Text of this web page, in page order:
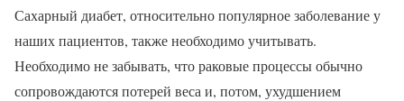
Сахарный диабет, относительно популярное заболевание у
наших пациентов, также необходимо учитывать.
Необходимо не забывать, что раковые процессы обычно
сопровождаются потерей веса и, потом, ухудшением